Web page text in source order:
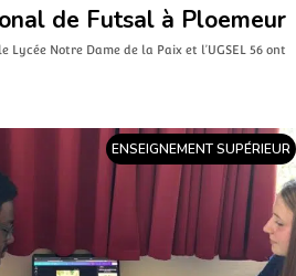
de Futsal à Ploemeur
Lycée Notre Dame de la Paix et l’UGSEL 56 ont
ENSEIGNEMENT SUPÉRIEUR